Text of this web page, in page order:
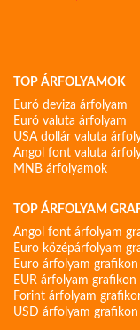
TOP ÁRFOLYAMOK
Euró deviza árfolyam
Euró valuta árfolyam
USA dollár valuta
Angol font valuta
MNB árfolyamok
TOP ÁRFOLYAM
Angol font árfolyam
Euro középárfolyam
Euro árfolyam
EUR árfolyam grafikon
Forint árfolyam
USD árfolyam grafikon